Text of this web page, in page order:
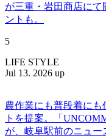
が三重・岩田商店に
ントも。
5
LIFE STYLE
Jul 13. 2026 up
農作業にも普段着に
トを提案。「
が、岐阜駅前のニュー